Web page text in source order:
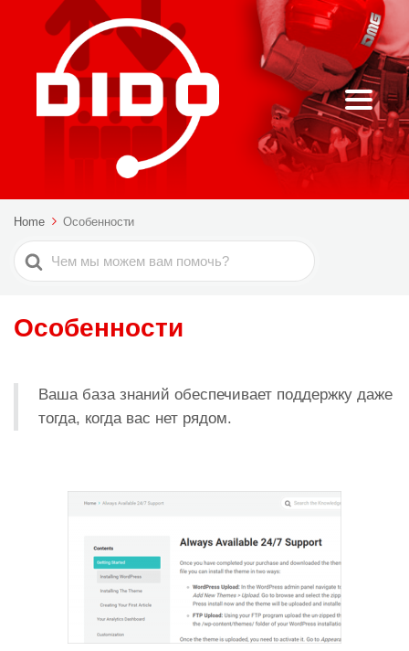
Home Особенности
Поиск
Особенности
Ваша база знаний обеспечивает поддержку даже
тогда, когда вас нет рядом.